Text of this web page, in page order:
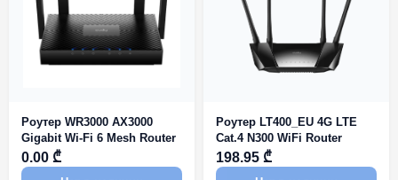
Роутер WR3000 AX3000
Gigabit Wi-Fi 6 Mesh Router
0.00 ₾
Роутер LT400_EU 4G LTE
Cat.4 N300 WiFi Router
198.95 ₾